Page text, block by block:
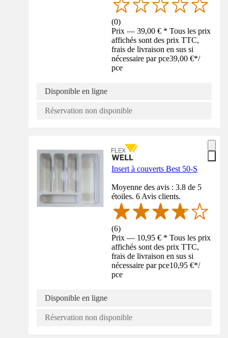
(0)
Prix — 39,00 € * Tous les prix
affichés sont des prix TTC,
frais de livraison en sus si
nécessaire par pce39,00 €*/
pce
Disponible en ligne
Réservation non disponible
Insert à couverts Best 50-S
Moyenne des avis : 3.8 de 5
étoiles. 6 Avis clients.
(6)
Prix — 10,95 € * Tous les prix
affichés sont des prix TTC,
frais de livraison en sus si
nécessaire par pce10,95 €*/
pce
Disponible en ligne
Réservation non disponible